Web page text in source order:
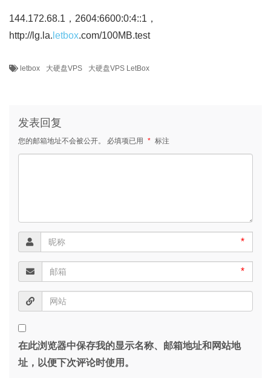
144.172.68.1，2604:6600:0:4::1，
http://lg.la. letbox.com/100MB.test
letbox 大硬盘VPS 大硬盘VPS LetBox
发表回复
您的邮箱地址不会被公开。 必填项已用 * 标注
*
*
在此浏览器中保存我的显示名称、邮箱地址和网站地
址，以便下次评论时使用。